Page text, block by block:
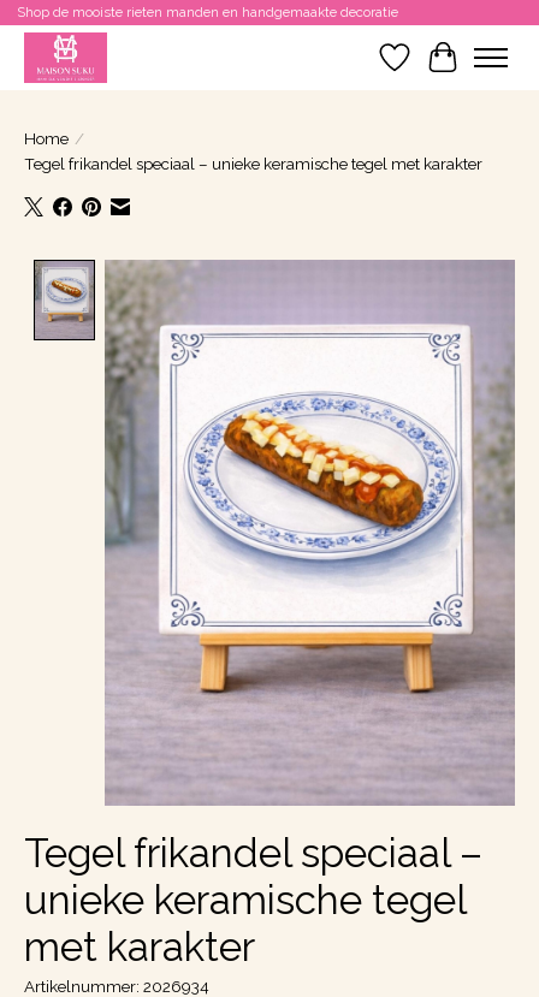
Shop de mooiste rieten manden en handgemaakte decoratie
Verlanglijst
Home /
Tegel frikandel speciaal – unieke keramische tegel met karakter
Product image slideshow Items
Tegel frikandel speciaal –
unieke keramische tegel
met karakter
Artikelnummer: 2026934